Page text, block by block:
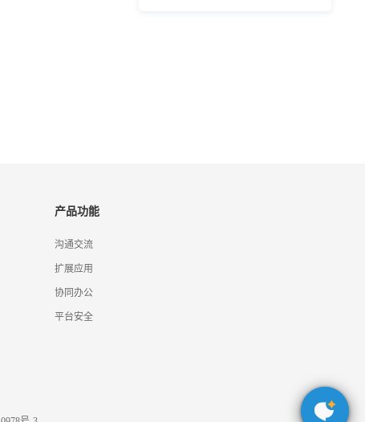
产品功能
沟通交流
扩展应用
协同办公
平台安全